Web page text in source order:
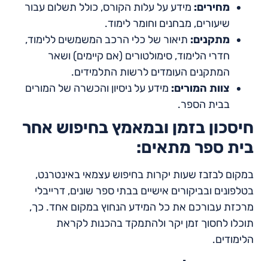
מחירים: מידע על עלות הקורס, כולל תשלום עבור
שיעורים, מבחנים וחומר לימוד.
מתקנים: תיאור של כלי הרכב המשמשים ללימוד,
חדרי הלימוד, סימולטורים (אם קיימים) ושאר
המתקנים העומדים לרשות התלמידים.
צוות המורים: מידע על ניסיון והכשרה של המורים
בבית הספר.
חיסכון בזמן ובמאמץ בחיפוש אחר
בית ספר מתאים:
במקום לבזבז שעות יקרות בחיפוש עצמאי באינטרנט,
בטלפונים ובביקורים אישיים בבתי ספר שונים, דרייבלי
מרכזת עבורכם את כל המידע הנחוץ במקום אחד. כך,
תוכלו לחסוך זמן יקר ולהתמקד בהכנות לקראת
הלימודים.